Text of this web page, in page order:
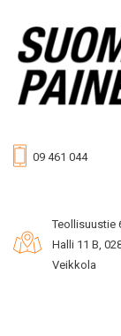
content
09 461 044
Teollisuustie
Halli 11 B,
Veikkola